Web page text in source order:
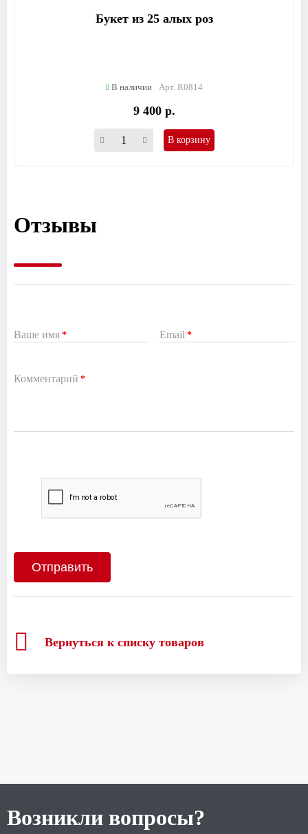
Букет из 25 алых роз
В наличии Арт. R0814
9 400 р.
В корзину
Отзывы
Ваше имя* Email *
Комментарий *
Вернуться к списку товаров
Возникли вопросы?